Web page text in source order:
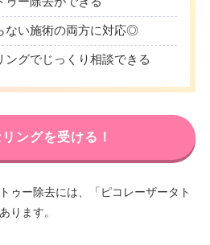
ない施術の両方に対応◎
ングでじっくり相談できる
ングを受ける！
ゥー除去には、「ピコレーザータト
ります。